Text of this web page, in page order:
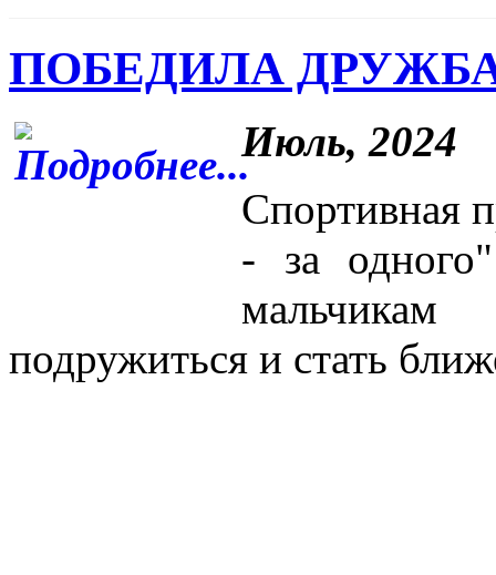
ПОБЕДИЛА
Июль, 2024
Спортивная
- за
подружиться и стать